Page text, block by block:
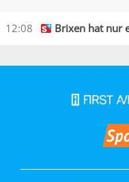
12:08 Brixen hat nur ein